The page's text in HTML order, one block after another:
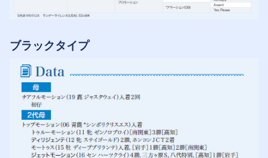
ブラックタイプ